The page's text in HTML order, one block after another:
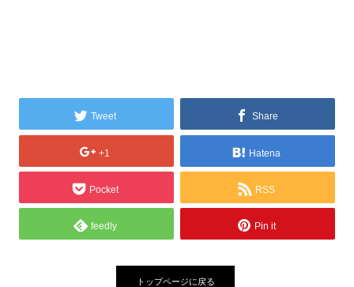
Tweet Share
+1 Hatena
Pocket RSS
feedly Pin it
トップページに戻る